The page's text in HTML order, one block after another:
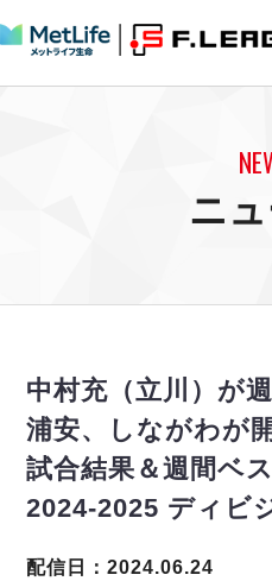
U-23選抜
メディア情報
フットサル日本代表
その他
戦績表
警告・退場・出場停止選手
個人ランキング｜ゴール
個人ランキング｜シュート
個人ランキング｜シュート成
エスポラーダ北海道
バルドラール浦安
フウガドールすみだ
しながわシティ
ペスカドーラ町田
アリーナ情報 ARENA
ニ
中村充（立川）が
浦安、しながわが
試合結果＆週間ベ
2024-2025 ディビ
配信日：2024.06.24